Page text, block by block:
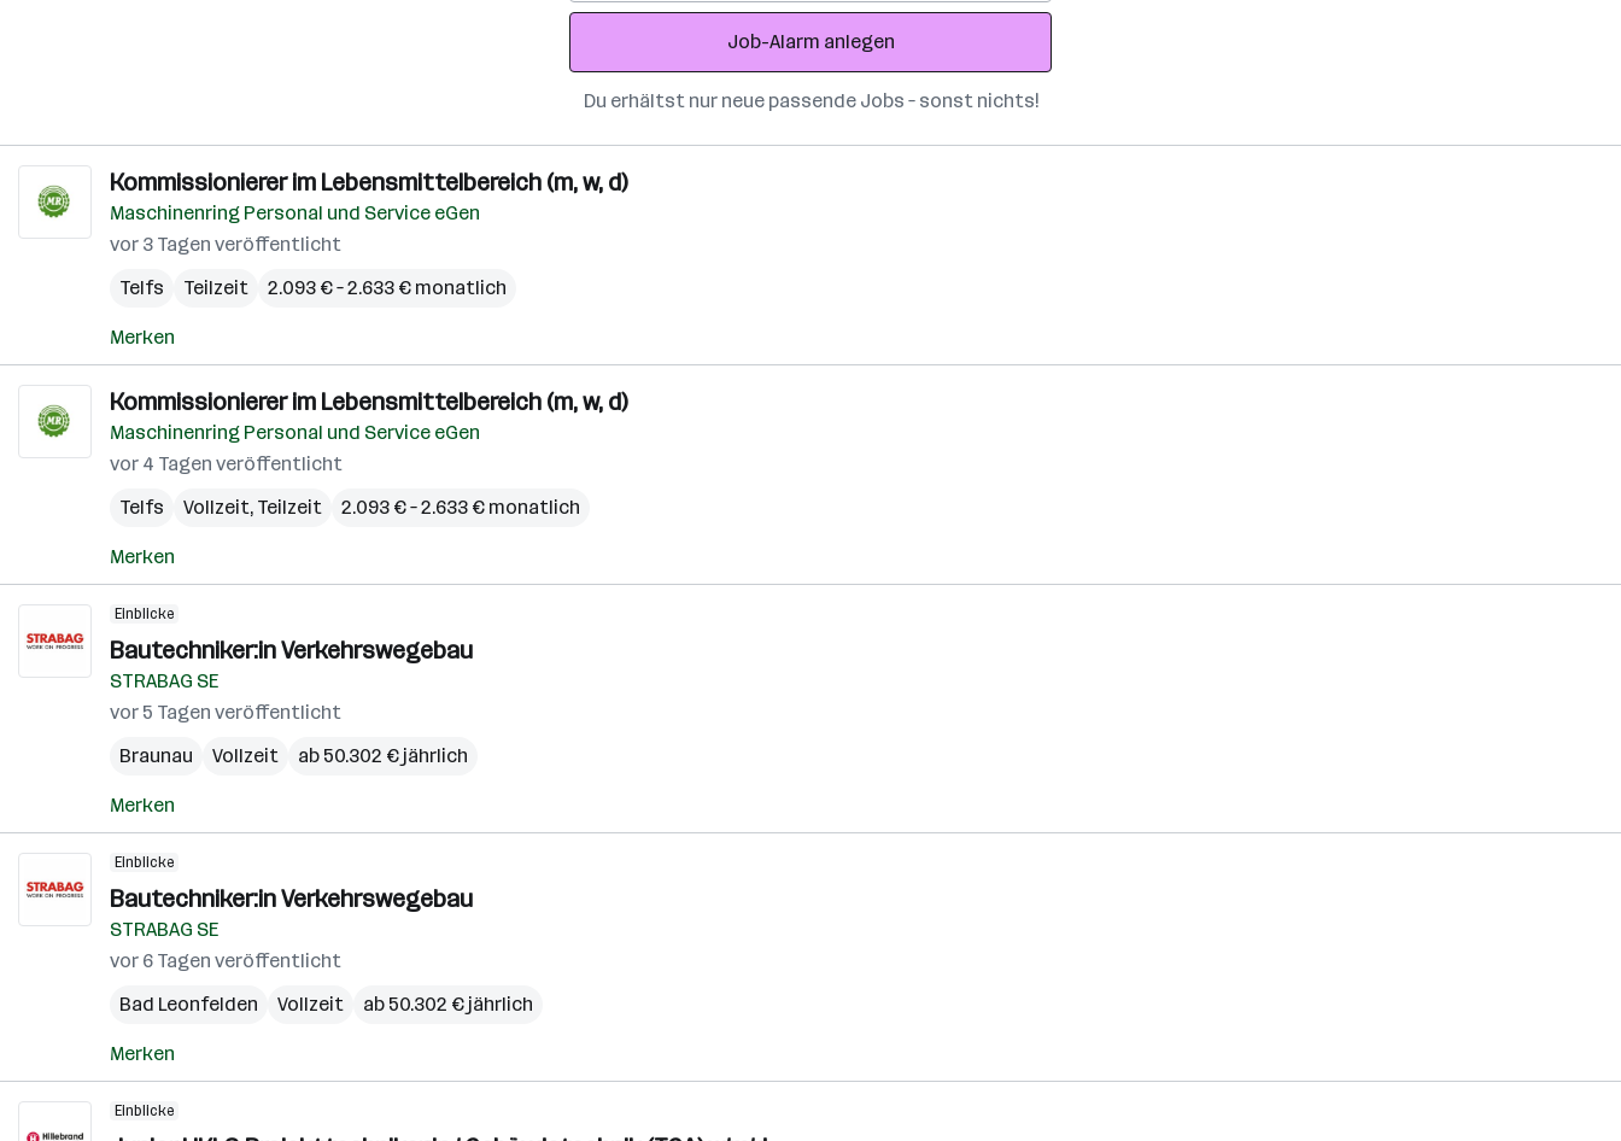
Adresse
Job-Alarm anlegen
Du erhältst nur neue passende Jobs – sonst nichts!
Kommissionierer im Lebensmittelbereich (m, w, d)
Maschinenring Personal und Service eGen
vor 3 Tagen veröffentlicht
Telfs
Teilzeit 2.093 € – 2.633 € monatlich
Merken
Kommissionierer im Lebensmittelbereich (m, w, d)
Maschinenring Personal und Service eGen
vor 4 Tagen veröffentlicht
Telfs
Vollzeit, Teilzeit 2.093 € – 2.633 € monatlich
Merken
Einblicke
Bautechniker:in Verkehrswegebau
STRABAG SE
vor 5 Tagen veröffentlicht
Braunau
Vollzeit ab 50.302 € jährlich
Merken
Einblicke
Bautechniker:in Verkehrswegebau
STRABAG SE
vor 6 Tagen veröffentlicht
Bad Leonfelden
Vollzeit ab 50.302 € jährlich
Merken
Einblicke